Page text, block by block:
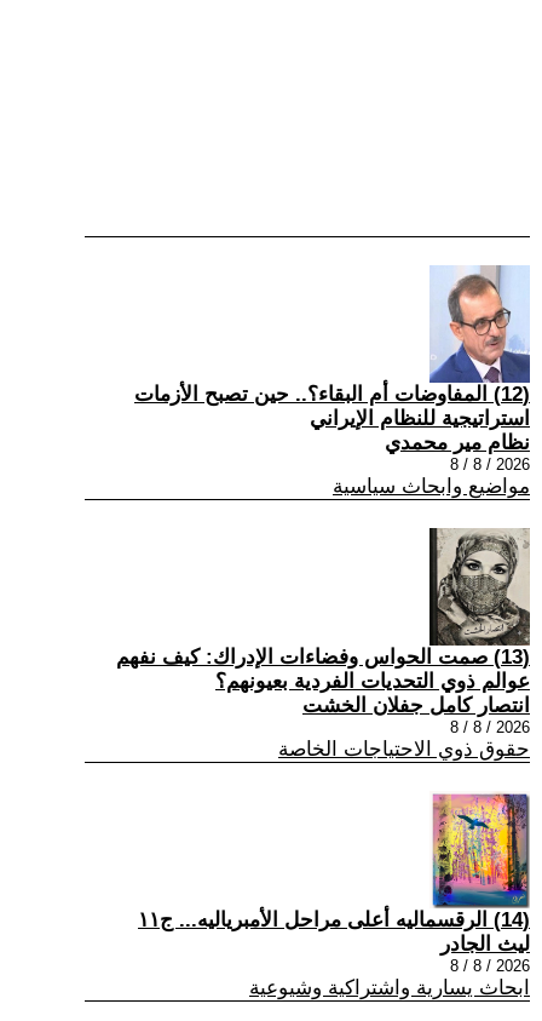
(12) المفاوضات أم البقاء؟.. حين تصبح الأزمات
استراتيجية للنظام الإيراني
نظام مير محمدي
2026 / 8 / 8
مواضيع وابحاث سياسية
(13) صمت الحواس وفضاءات الإدراك: كيف نفهم
عوالم ذوي التحديات الفردية بعيونهم؟
انتصار كامل جفلان الخشت
2026 / 8 / 8
حقوق ذوي الاحتياجات الخاصة
(14) الرقسماليه أعلى مراحل الأمبرياليه... ج١١
ليث الجادر
2026 / 8 / 8
ابحاث يسارية واشتراكية وشيوعية